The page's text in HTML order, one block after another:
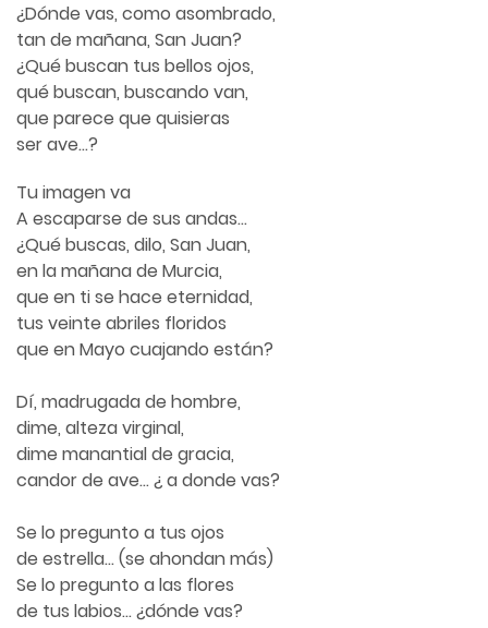
¿Dónde vas, como asombrado,
tan de mañana, San Juan?
¿Qué buscan tus bellos ojos,
qué buscan, buscando van,
que parece que quisieras
ser ave…?
Tu imagen va
A escaparse de sus andas…
¿Qué buscas, dilo, San Juan,
en la mañana de Murcia,
que en ti se hace eternidad,
tus veinte abriles floridos
que en Mayo cuajando están?
Dí, madrugada de hombre,
dime, alteza virginal,
dime manantial de gracia,
candor de ave… ¿ a donde vas?
Se lo pregunto a tus ojos
de estrella… (se ahondan más)
Se lo pregunto a las flores
de tus labios… ¿dónde vas?